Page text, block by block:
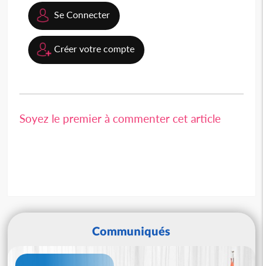
Se Connecter
Créer votre compte
Soyez le premier à commenter cet article
Communiqués